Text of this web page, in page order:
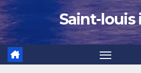
Saint-louis